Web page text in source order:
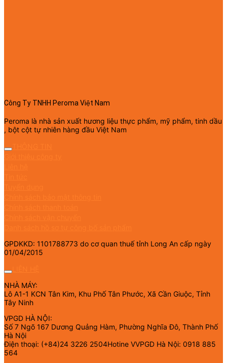
Công Ty TNHH Peroma Việt Nam
Peroma là nhà sản xuất hương liệu thực phẩm, mỹ phẩm, tinh dầu
, bột cột tự nhiên hàng đầu Việt Nam
GPDKKD: 1101788773 do cơ quan thuế tỉnh Long An cấp ngày
01/04/2015
NHÀ MÁY:
Lô A1-1 KCN Tân Kim, Khu Phố Tân Phước, Xã Cần Giuộc, Tỉnh
Tây Ninh
VPGD HÀ NỘI:
Số 7 Ngõ 167 Dương Quảng Hàm, Phường Nghĩa Đô, Thành Phố
Hà Nội
Điện thoại: (+84)24 3226 2504Hotine VVPGD Hà Nội: 0918 885
564